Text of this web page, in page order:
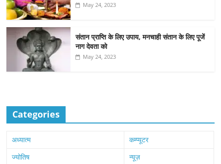
May 24, 2023
संतान प्राप्ति के लिए उपाय, मनचाही संतान के लिए पूजें
नाग देवता को
May 24, 2023
Categories
अध्यात्म
कम्प्यूटर
ज्योतिष
न्यूज़